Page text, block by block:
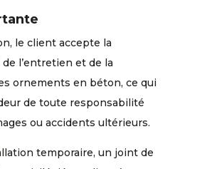
le client accepte la
l’entretien et de la
ornements en béton, ce qui
de toute responsabilité
ou accidents ultérieurs.
temporaire, un joint de